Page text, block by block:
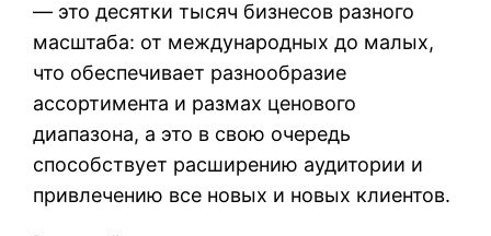
— это десятки тысяч бизнесов разного
масштаба: от международных до малых,
что обеспечивает разнообразие
ассортимента и размах ценового
диапазона, а это в свою очередь
способствует расширению аудитории и
привлечению все новых и новых клиентов.